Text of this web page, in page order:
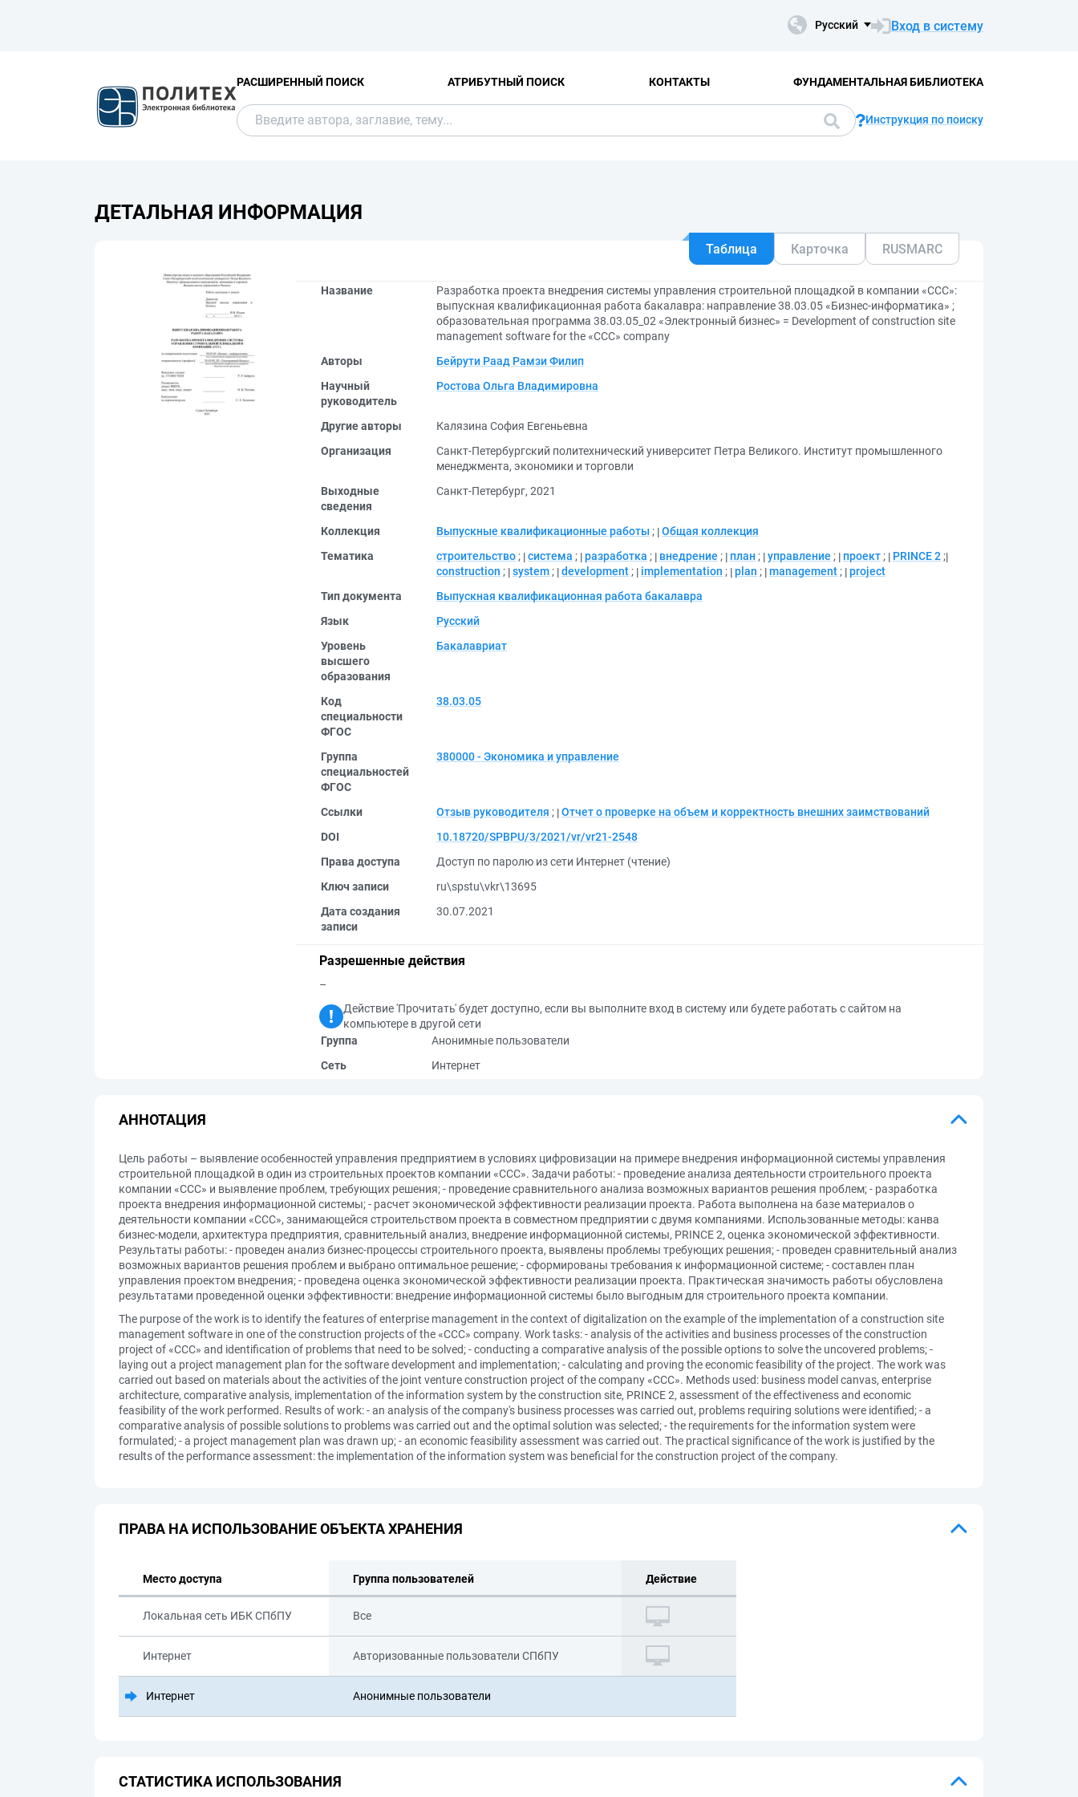
Русский Вход в систему
РАСШИРЕННЫЙ ПОИСК АТРИБУТНЫЙ ПОИСК КОНТАКТЫ ФУНДАМЕНТАЛЬНАЯ БИБЛИОТЕКА
Инструкция по поиску
ДЕТАЛЬНАЯ ИНФОРМАЦИЯ
Таблица Карточка RUSMARC
Название
Разработка проекта внедрения системы управления строительной площадкой в компании «CCC»:
выпускная квалификационная работа бакалавра: направление 38.03.05 «Бизнес-информатика» ;
образовательная программа 38.03.05_02 «Электронный бизнес» = Development of construction site
management software for the «ССС» company
Авторы
Бейрути Раад Рамзи Филип
Научный
руководитель
Ростова Ольга Владимировна
Другие авторы
Калязина София Евгеньевна
Организация
Санкт-Петербургский политехнический университет Петра Великого. Институт промышленного
менеджмента, экономики и торговли
Выходные
сведения
Санкт-Петербург, 2021
Коллекция Выпускные квалификационные работы ; Общая коллекция
Тематика
строительство ; система ; разработка ; внедрение ; план ; управление ; проект ; PRINCE 2 ;
construction ; system ; development ; implementation ; plan ; management ; project
Тип документа
Выпускная квалификационная работа бакалавра
Язык
Русский
Уровень
высшего
образования
Бакалавриат
Код
специальности
ФГОС
38.03.05
Группа
специальностей
ФГОС
380000 - Экономика и управление
Ссылки Отзыв руководителя ; Отчет о проверке на объем и корректность внешних заимствований
DOI
10.18720/SPBPU/3/2021/vr/vr21-2548
Права доступа
Доступ по паролю из сети Интернет (чтение)
Ключ записи
ru\spstu\vkr\13695
Дата создания
записи
30.07.2021
Разрешенные действия
–
Действие 'Прочитать' будет доступно, если вы выполните вход в систему или будете работать с сайтом на
компьютере в другой сети
Группа
Анонимные пользователи
Сеть
Интернет
АННОТАЦИЯ
Цель работы – выявление особенностей управления предприятием в условиях цифровизации на примере внедрения информационной системы управления
строительной площадкой в один из строительных проектов компании «CCC». Задачи работы: - проведение анализа деятельности строительного проекта
компании «CCC» и выявление проблем, требующих решения; - проведение сравнительного анализа возможных вариантов решения проблем; - разработка
проекта внедрения информационной системы; - расчет экономической эффективности реализации проекта. Работа выполнена на базе материалов о
деятельности компании «CCC», занимающейся строительством проекта в совместном предприятии с двумя компаниями. Использованные методы: канва
бизнес-модели, архитектура предприятия, сравнительный анализ, внедрение информационной системы, PRINCE 2, оценка экономической эффективности.
Результаты работы: - проведен анализ бизнес-процессы строительного проекта, выявлены проблемы требующих решения; - проведен сравнительный анализ
возможных вариантов решения проблем и выбрано оптимальное решение; - сформированы требования к информационной системе; - составлен план
управления проектом внедрения; - проведена оценка экономической эффективности реализации проекта. Практическая значимость работы обусловлена
результатами проведенной оценки эффективности: внедрение информационной системы было выгодным для строительного проекта компании.
The purpose of the work is to identify the features of enterprise management in the context of digitalization on the example of the implementation of a construction site
management software in one of the construction projects of the «ССС» company. Work tasks: - analysis of the activities and business processes of the construction
project of «CCC» and identification of problems that need to be solved; - conducting a comparative analysis of the possible options to solve the uncovered problems; -
laying out a project management plan for the software development and implementation; - calculating and proving the economic feasibility of the project. The work was
carried out based on materials about the activities of the joint venture construction project of the company «ССС». Methods used: business model canvas, enterprise
architecture, comparative analysis, implementation of the information system by the construction site, PRINCE 2, assessment of the effectiveness and economic
feasibility of the work performed. Results of work: - an analysis of the company's business processes was carried out, problems requiring solutions were identified; - a
comparative analysis of possible solutions to problems was carried out and the optimal solution was selected; - the requirements for the information system were
formulated; - a project management plan was drawn up; - an economic feasibility assessment was carried out. The practical significance of the work is justified by the
results of the performance assessment: the implementation of the information system was beneficial for the construction project of the company.
ПРАВА НА ИСПОЛЬЗОВАНИЕ ОБЪЕКТА ХРАНЕНИЯ
Место доступа Группа пользователей Действие
Локальная сеть ИБК СПбПУ Все
Интернет Авторизованные пользователи СПбПУ
Интернет Анонимные пользователи
СТАТИСТИКА ИСПОЛЬЗОВАНИЯ